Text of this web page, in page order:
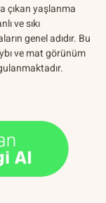
çıkan yaşlanma
ve sıkı
genel adıdır. Bu
ve mat görünüm